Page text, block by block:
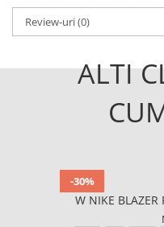
Review-uri(0)
ALTI
-30%
W NIKE